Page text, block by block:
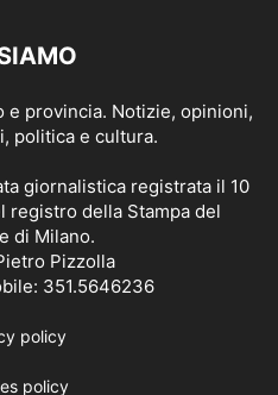
e provincia. Notizie, opinioni,
politica e cultura.
giornalistica registrata il 10
registro della Stampa del
di Milano.
Pizzolla
351.5646236
policy
policy